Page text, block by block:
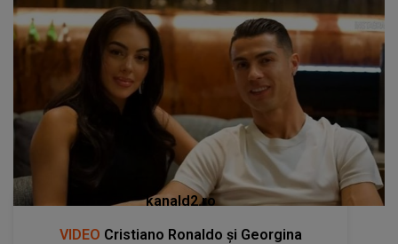
kanald2.ro
VIDEO Cristiano Ronaldo și Georgina